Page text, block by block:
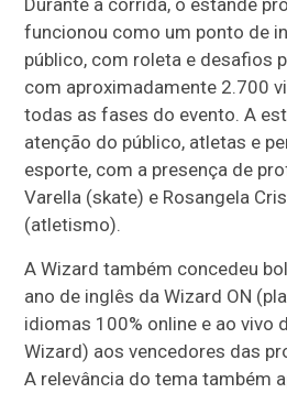
funcionou como um ponto de
público, com roleta e desafios
com aproximadamente 2.700
todas as fases do evento. A
atenção do público, atletas e
esporte, com a presença de
Varella (skate) e Rosangela
(atletismo).
A Wizard também concedeu
ano de inglês da Wizard ON
idiomas 100% online e ao vivo
Wizard) aos vencedores das
A relevância do tema também